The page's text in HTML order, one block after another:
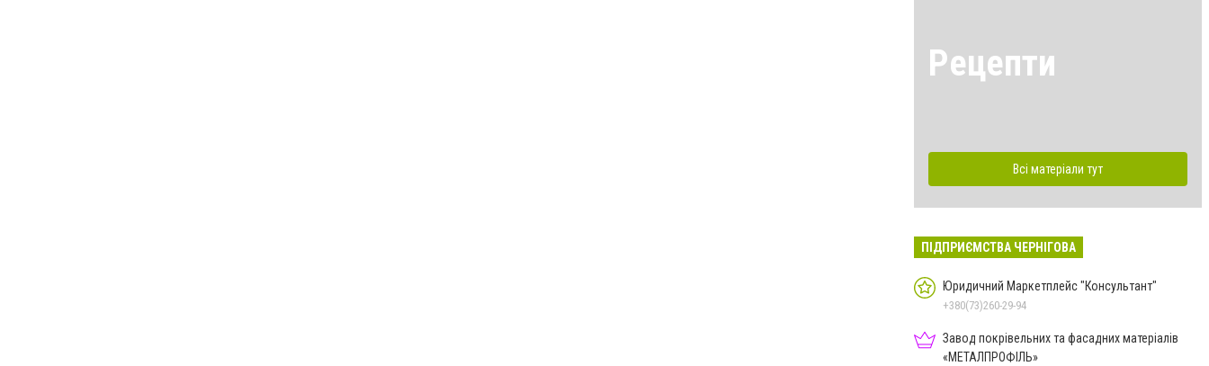
Рецепти
Всі матеріали тут
ПІДПРИЄМСТВА ЧЕРНІГОВА
Юридичний Маркетплейс "Консультант"
+380(73)260-29-94
Завод покрівельних та фасадних матеріалів
«МЕТАЛПРОФІЛЬ»